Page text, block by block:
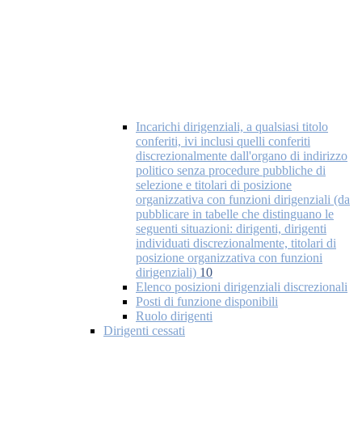
Incarichi dirigenziali, a qualsiasi titolo
conferiti, ivi inclusi quelli conferiti
discrezionalmente dall'organo di indirizzo
politico senza procedure pubbliche di
selezione e titolari di posizione
organizzativa con funzioni dirigenziali (da
pubblicare in tabelle che distinguano le
seguenti situazioni: dirigenti, dirigenti
individuati discrezionalmente, titolari di
posizione organizzativa con funzioni
dirigenziali) 10
Elenco posizioni dirigenziali discrezionali
Posti di funzione disponibili
Ruolo dirigenti
Dirigenti cessati